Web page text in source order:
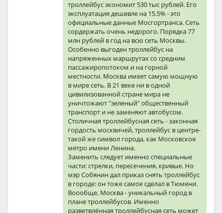
троллейбус экономит 530 тыс рублей. Его
эксплуатация дешевле на 15.5% - это
официальные данные Мосгортранса. Сеть
сордержать очень недорого. Порядка 77
млн рублей в год на всю сеть Москвы.
Особенно выгоден троллейбус на
напряженных маршрутах со средним
пассажиропотоком и на горной
местности. Москва имеет самую мощную
в мире сеть. В 21 веке ни в одной
цивилизованной стране мира не
уничтожают "зеленый" общественный
транспорт и не заменяют автобусом.
Столичная троллейбусная сеть - законная
гордость москвичей, троллейбус в центре-
такой же символ города, как Московское
метро имени Ленина.
Заменить следует именно специальные
части: стрелки, пересечения, кривые. Но
мэр Собянин дал приказ снять троллейбус
в городе: он тоже самое сделал в Тюмени.
Воообще, Москва - уникальный город в
плане троллейбусов. Именно
разветвлённая троллейбусная сеть может